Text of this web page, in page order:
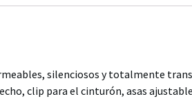
silenciosos y totalmente
clip para el cinturón, asas